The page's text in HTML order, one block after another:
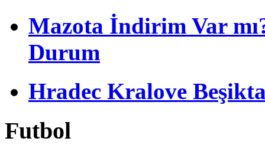
Mazota İndirim Var
Durum
Hradec Kralove
Futbol